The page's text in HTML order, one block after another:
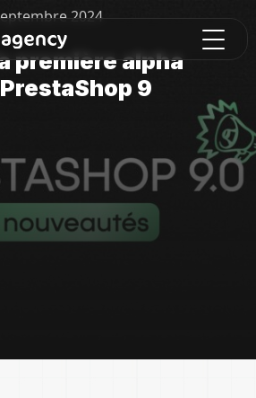
2024
première alpha
9